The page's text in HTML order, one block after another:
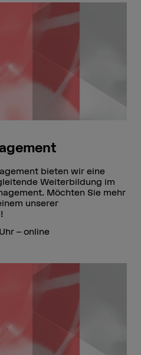
bieten wir eine
Weiterbildung im
Möchten Sie mehr
unserer
– online